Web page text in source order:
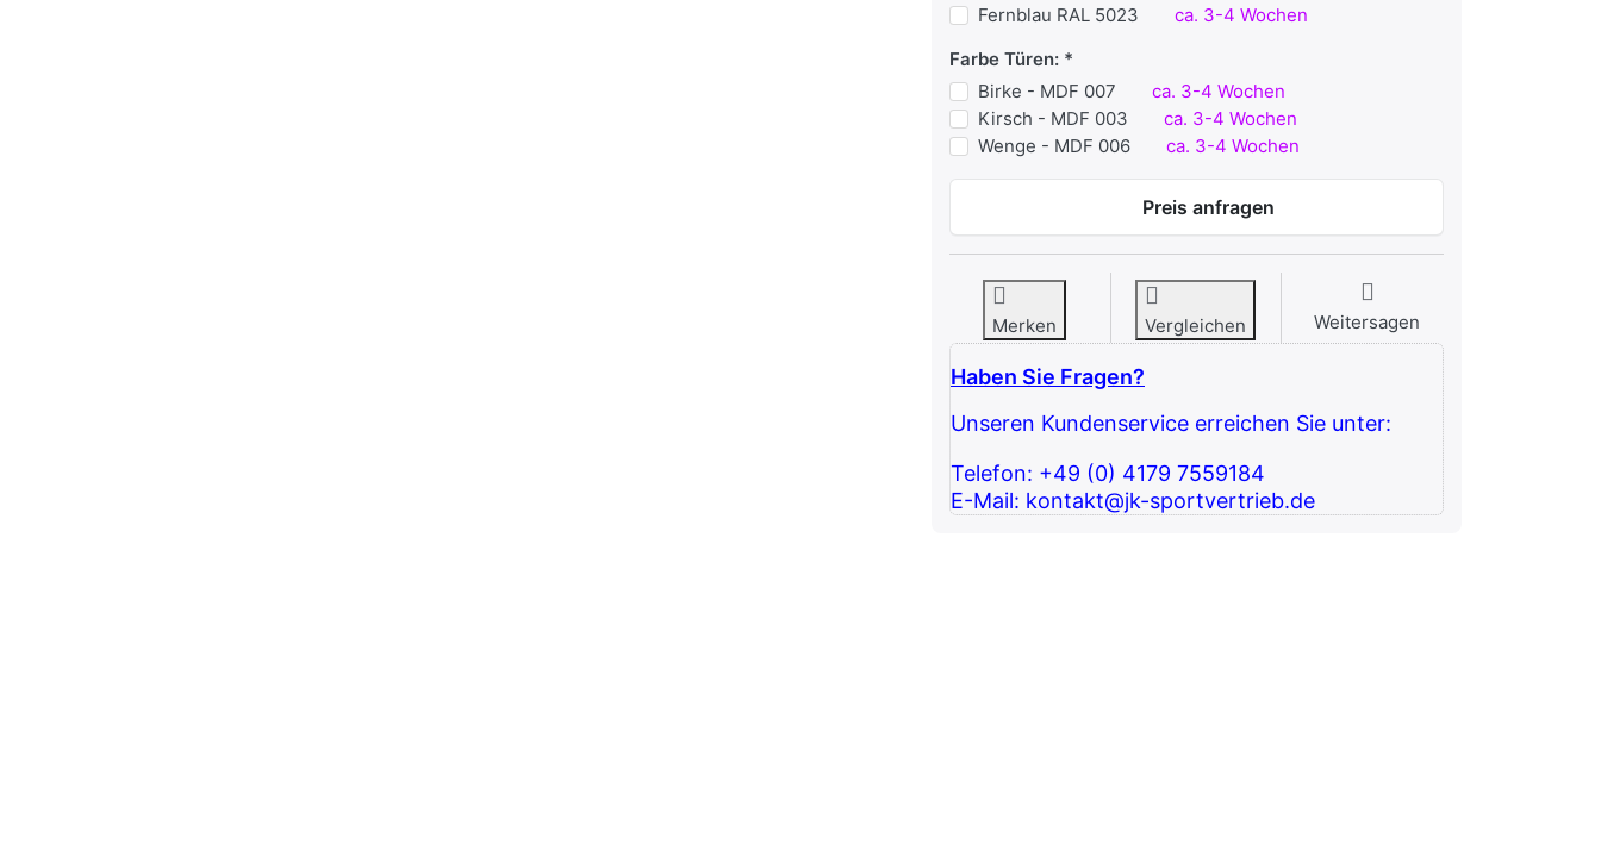
Fernblau RAL 5023
ca. 3-4 Wochen
Farbe Türen:
Birke - MDF 007
ca. 3-4 Wochen
Kirsch - MDF 003
ca. 3-4 Wochen
Wenge - MDF 006
ca. 3-4 Wochen
Preis anfragen
Merken Vergleichen Weitersagen
Haben Sie Fragen?
Unseren Kundenservice erreichen Sie unter:
Telefon: +49 (0) 4179 7559184
E-Mail: kontakt@jk-sportvertrieb.de